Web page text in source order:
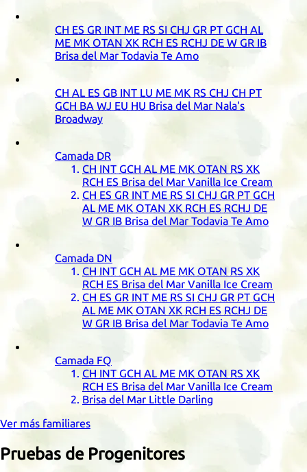
CH ES GR INT ME RS SI CHJ GR PT GCH AL
ME MK OTAN XK RCH ES RCHJ DE W GR IB
Brisa del Mar Todavia Te Amo
CH AL ES GB INT LU ME MK RS CHJ CH PT
GCH BA WJ EU HU Brisa del Mar Nala's
Broadway
Camada DR
CH INT GCH AL ME MK OTAN RS XK
RCH ES Brisa del Mar Vanilla Ice Cream
CH ES GR INT ME RS SI CHJ GR PT GCH
AL ME MK OTAN XK RCH ES RCHJ DE
W GR IB Brisa del Mar Todavia Te Amo
Camada DN
CH INT GCH AL ME MK OTAN RS XK
RCH ES Brisa del Mar Vanilla Ice Cream
CH ES GR INT ME RS SI CHJ GR PT GCH
AL ME MK OTAN XK RCH ES RCHJ DE
W GR IB Brisa del Mar Todavia Te Amo
Camada FQ
CH INT GCH AL ME MK OTAN RS XK
RCH ES Brisa del Mar Vanilla Ice Cream
Brisa del Mar Little Darling
Ver más familiares
Pruebas de Progenitores